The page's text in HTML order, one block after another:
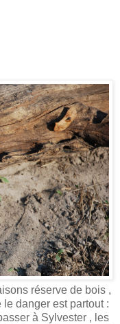
réserve de bois ,
danger est partout :
à Sylvester , les